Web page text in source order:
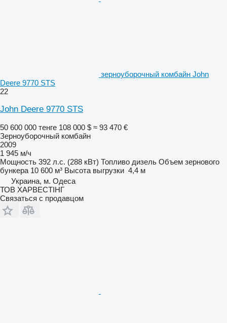
зерноуборочный комбайн John
Deere 9770 STS
22
John Deere 9770 STS
50 600 000 тенге 108 000 $ ≈ 93 470 €
Зерноуборочный комбайн
2009
1 945 м/ч
Мощность 392 л.с. (288 кВт) Топливо дизель Объем зернового
бункера 10 600 м³ Высота выгрузки 4,4 м
Украина, м. Одеса
ТОВ ХАРВЕСТІНГ
Связаться с продавцом